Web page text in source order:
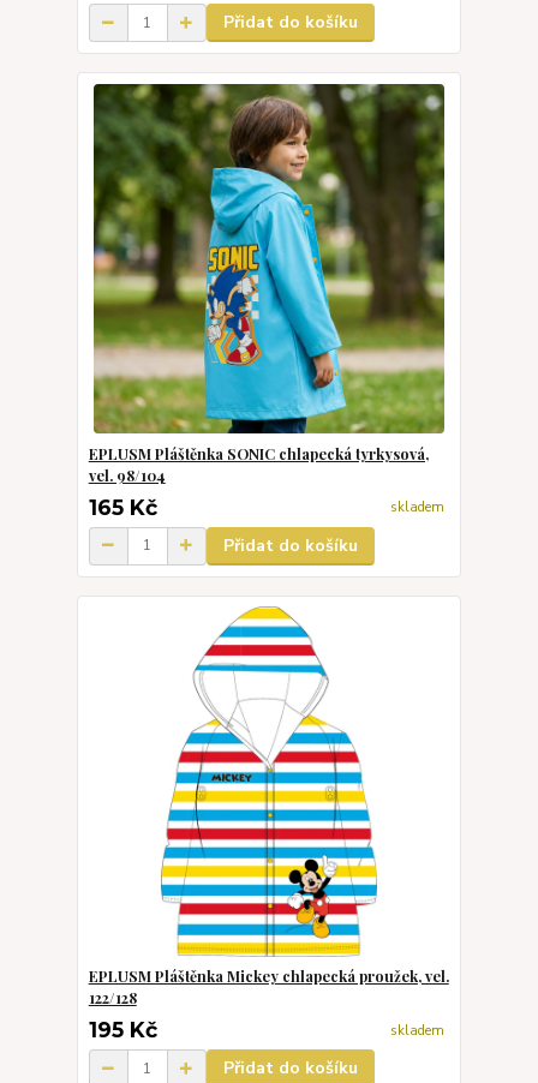
Přidat do košíku
EPLUSM Pláštěnka SONIC chlapecká tyrkysová,
vel. 98/104
165 Kč skladem
Přidat do košíku
EPLUSM Pláštěnka Mickey chlapecká proužek, vel.
122/128
195 Kč skladem
Přidat do košíku